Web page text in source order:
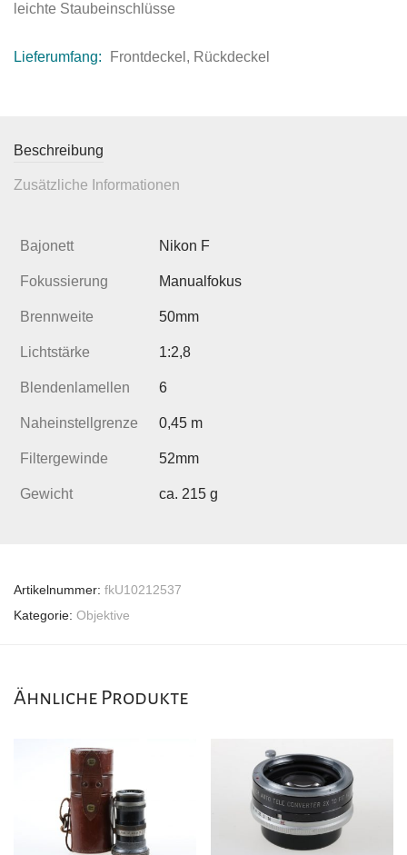
leichte Staubeinschlüsse
Lieferumfang: Frontdeckel, Rückdeckel
Beschreibung
Zusätzliche Informationen
Bajonett Nikon F
Fokussierung Manualfokus
Brennweite 50mm
Lichtstärke 1:2,8
Blendenlamellen 6
Naheinstellgrenze 0,45 m
Filtergewinde 52mm
Gewicht ca. 215 g
Artikelnummer: fkU10212537
Kategorie: Objektive
Ähnliche Produkte